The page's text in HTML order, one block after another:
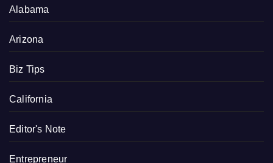
Alabama
Arizona
Biz Tips
California
Editor's Note
Entrepreneur